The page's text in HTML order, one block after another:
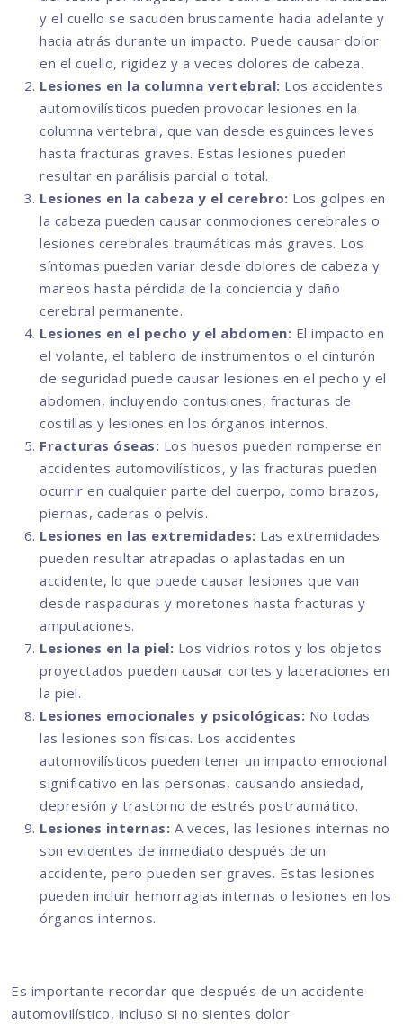
y el cuello se sacuden bruscamente hacia adelante y
hacia atrás durante un impacto. Puede causar dolor
en el cuello, rigidez y a veces dolores de cabeza.
Lesiones en la columna vertebral: Los accidentes
automovilísticos pueden provocar lesiones en la
columna vertebral, que van desde esguinces leves
hasta fracturas graves. Estas lesiones pueden
resultar en parálisis parcial o total.
Lesiones en la cabeza y el cerebro: Los golpes en
la cabeza pueden causar conmociones cerebrales o
lesiones cerebrales traumáticas más graves. Los
síntomas pueden variar desde dolores de cabeza y
mareos hasta pérdida de la conciencia y daño
cerebral permanente.
Lesiones en el pecho y el abdomen: El impacto en
el volante, el tablero de instrumentos o el cinturón
de seguridad puede causar lesiones en el pecho y el
abdomen, incluyendo contusiones, fracturas de
costillas y lesiones en los órganos internos.
Fracturas óseas: Los huesos pueden romperse en
accidentes automovilísticos, y las fracturas pueden
ocurrir en cualquier parte del cuerpo, como brazos,
piernas, caderas o pelvis.
Lesiones en las extremidades: Las extremidades
pueden resultar atrapadas o aplastadas en un
accidente, lo que puede causar lesiones que van
desde raspaduras y moretones hasta fracturas y
amputaciones.
Lesiones en la piel: Los vidrios rotos y los objetos
proyectados pueden causar cortes y laceraciones en
la piel.
Lesiones emocionales y psicológicas: No todas
las lesiones son físicas. Los accidentes
automovilísticos pueden tener un impacto emocional
significativo en las personas, causando ansiedad,
depresión y trastorno de estrés postraumático.
Lesiones internas: A veces, las lesiones internas no
son evidentes de inmediato después de un
accidente, pero pueden ser graves. Estas lesiones
pueden incluir hemorragias internas o lesiones en los
órganos internos.
Es importante recordar que después de un accidente
automovilístico, incluso si no sientes dolor